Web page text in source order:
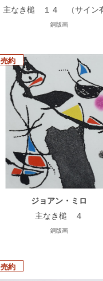
主なき槌 １４ （サイン
銅版画
売約
ジョアン・ミロ
主なき槌 ４
銅版画
売約